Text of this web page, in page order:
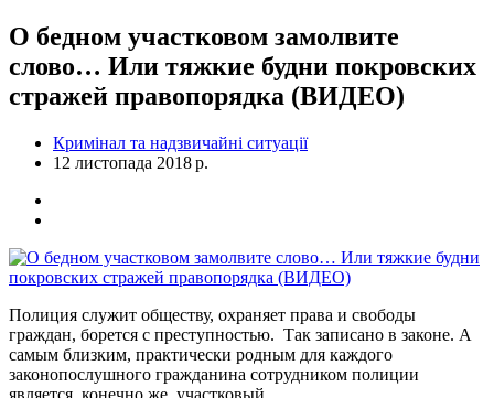
О бедном участковом замолвите
слово… Или тяжкие будни покровских
стражей правопорядка (ВИДЕО)
Кримінал та надзвичайні ситуації
12 листопада 2018 р.
Полиция служит обществу, охраняет права и свободы
граждан, борется с преступностью. Так записано в законе. А
самым близким, практически родным для каждого
законопослушного гражданина сотрудником полиции
является, конечно же, участковый.